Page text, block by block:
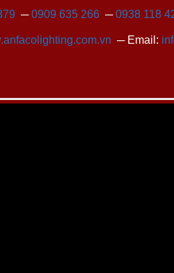
─0909 635 266─0938 118
─ Email: